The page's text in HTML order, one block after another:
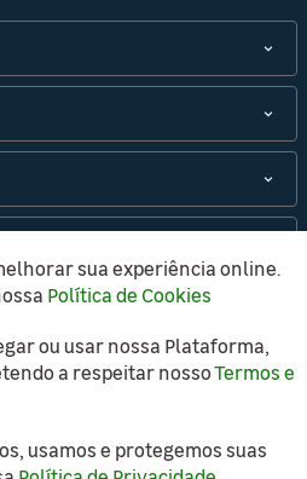
Merlin, todos os direitos
sua experiência online.
Política de Cookies
ou usar nossa Plataforma,
a respeitar nossoTermos e
usamos e protegemos suas